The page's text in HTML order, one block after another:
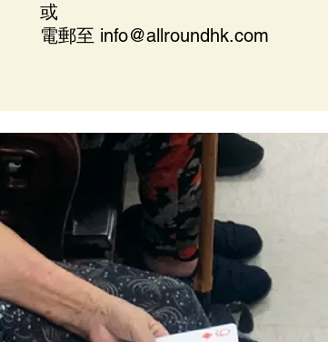
或
電郵至 info@allroundhk.com